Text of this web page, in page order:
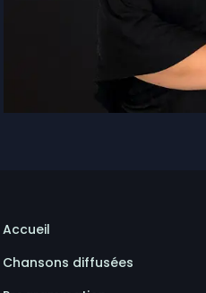
Accueil
Chansons diffusées